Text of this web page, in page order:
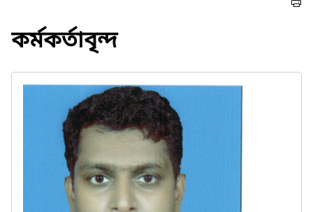
কর্মকর্তাবৃন্দ